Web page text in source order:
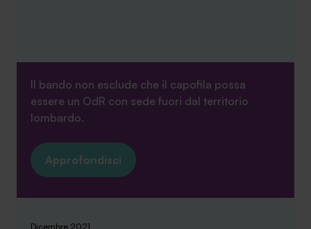
Il bando non esclude che il capofila possa
essere un OdR con sede fuori dal territorio
lombardo.
Approfondisci
Dicembre 2021